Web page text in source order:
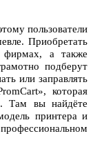
пользователи
Приобретать
фирмах, а также
подберут
или заправлять
которая
Там вы найдёте
принтера и